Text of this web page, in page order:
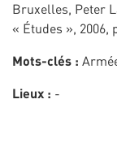
Bruxelles, Peter
« Études », 2006,
Mots-clés :
Lieux : -